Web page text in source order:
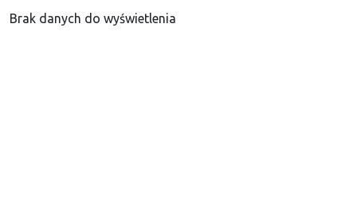
Brak danych do wyświetlenia